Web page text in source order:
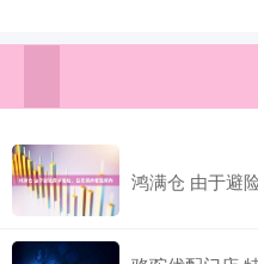
鸿满仓 由于避